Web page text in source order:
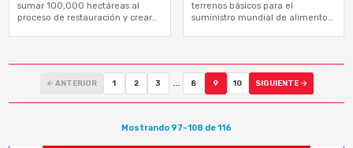
sumar 100,000 hectáreas al
proceso de restauración y crear
terrenos básicos para el
suministro mundial de alimentos,
← ANTERIOR 1 2 3 8 9 10 SIGUIENTE →
Mostrando 97-108 de 116